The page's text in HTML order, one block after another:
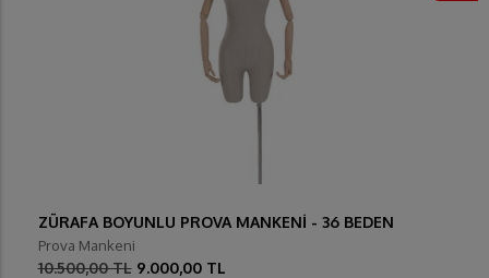
ZÜRAFA BOYUNLU PROVA MANKENİ - 36 BEDEN
Prova Mankeni
10.500,00 TL 9.000,00 TL